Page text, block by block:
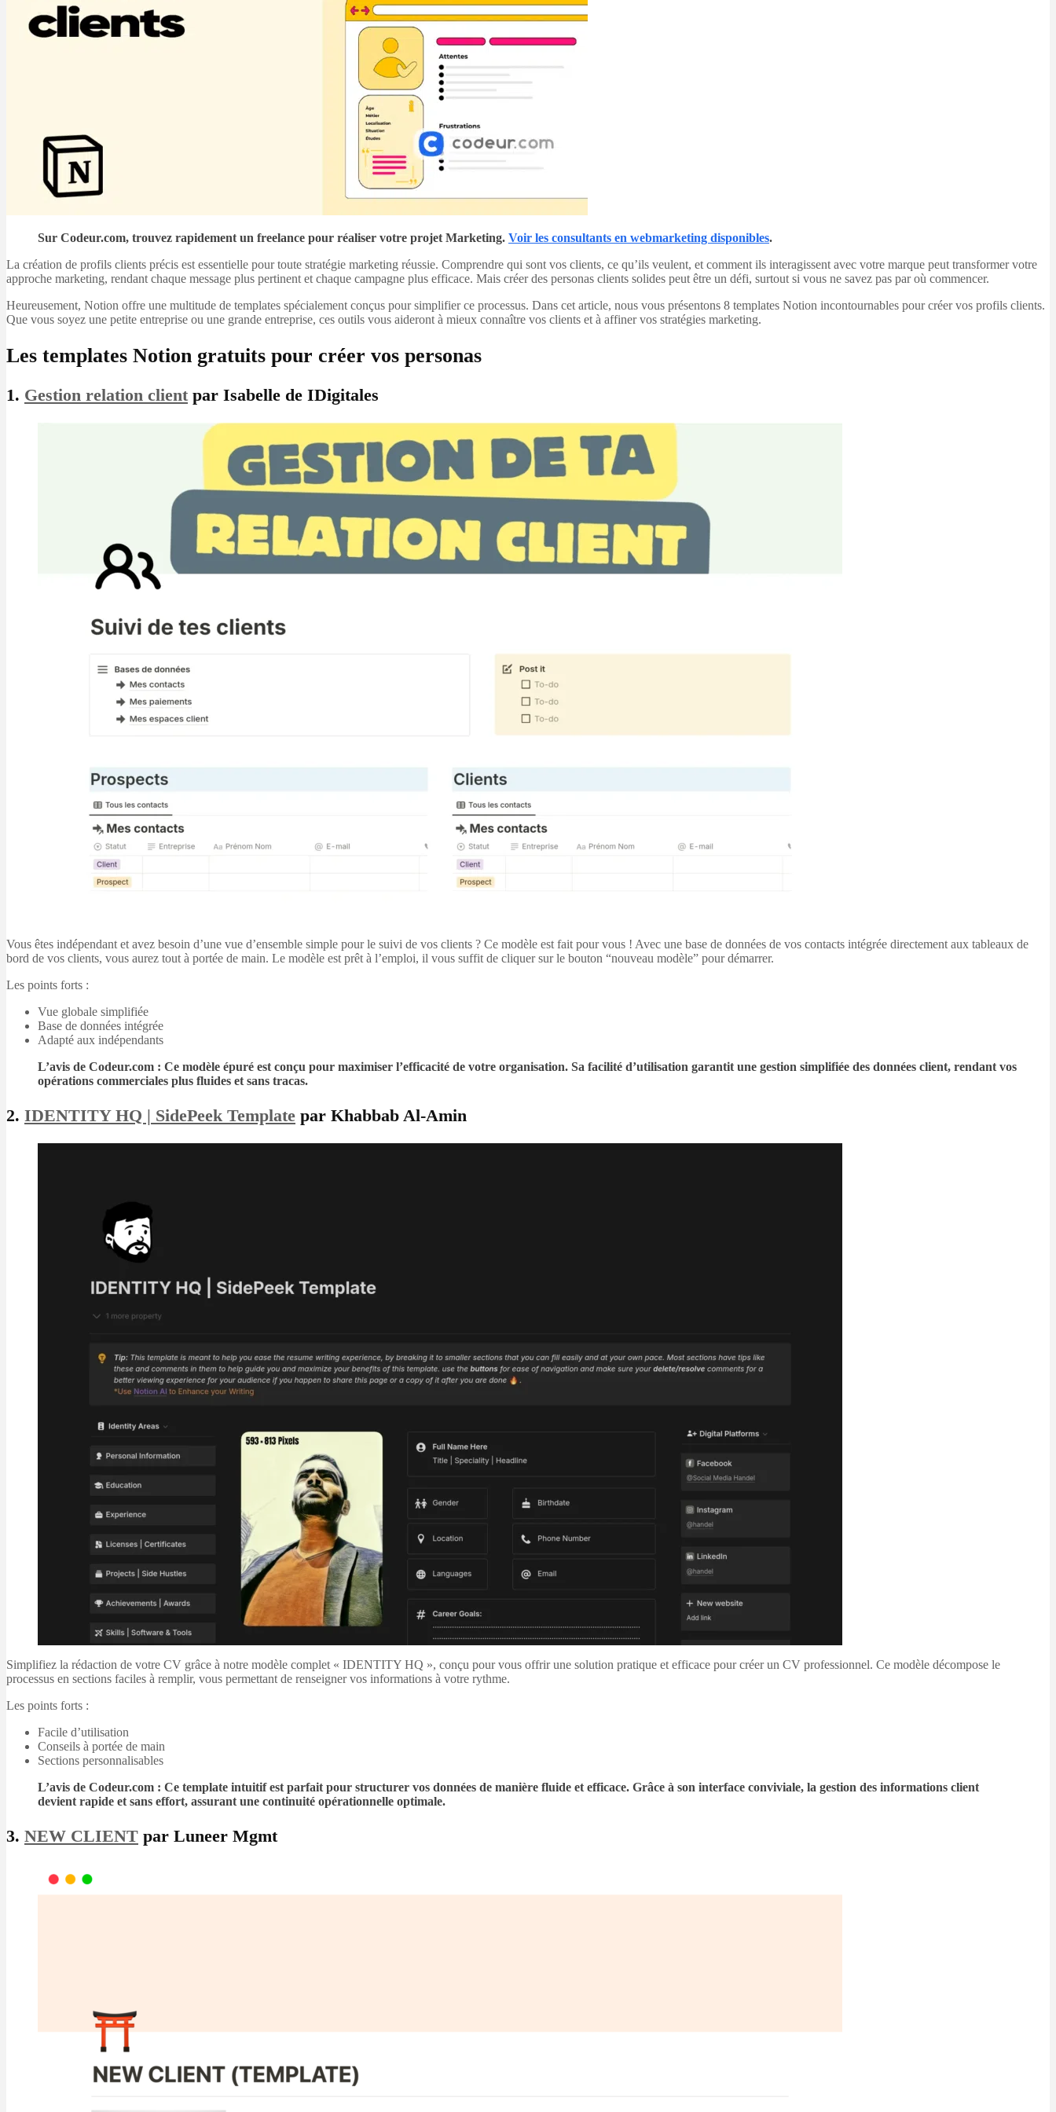
Sur Codeur.com, trouvez rapidement un freelance pour réaliser votre projet Marketing. Voir les consultants en webmarketing disponibles.
La création de profils clients précis est essentielle pour toute stratégie marketing réussie. Comprendre qui sont vos clients, ce qu’ils veulent, et comment ils interagissent avec votre marque peut transformer votre
approche marketing, rendant chaque message plus pertinent et chaque campagne plus efficace. Mais créer des personas clients solides peut être un défi, surtout si vous ne savez pas par où commencer.
Heureusement, Notion offre une multitude de templates spécialement conçus pour simplifier ce processus. Dans cet article, nous vous présentons 8 templates Notion incontournables pour créer vos profils clients.
Que vous soyez une petite entreprise ou une grande entreprise, ces outils vous aideront à mieux connaître vos clients et à affiner vos stratégies marketing.
Les templates Notion gratuits pour créer vos personas
1. Gestion relation client par Isabelle de IDigitales
Vous êtes indépendant et avez besoin d’une vue d’ensemble simple pour le suivi de vos clients ? Ce modèle est fait pour vous ! Avec une base de données de vos contacts intégrée directement aux tableaux de
bord de vos clients, vous aurez tout à portée de main. Le modèle est prêt à l’emploi, il vous suffit de cliquer sur le bouton “nouveau modèle” pour démarrer.
Les points forts :
Vue globale simplifiée
Base de données intégrée
Adapté aux indépendants
L’avis de Codeur.com : Ce modèle épuré est conçu pour maximiser l’efficacité de votre organisation. Sa facilité d’utilisation garantit une gestion simplifiée des données client, rendant vos
opérations commerciales plus fluides et sans tracas.
2. IDENTITY HQ | SidePeek Template par Khabbab Al-Amin
Simplifiez la rédaction de votre CV grâce à notre modèle complet « IDENTITY HQ », conçu pour vous offrir une solution pratique et efficace pour créer un CV professionnel. Ce modèle décompose le
processus en sections faciles à remplir, vous permettant de renseigner vos informations à votre rythme.
Les points forts :
Facile d’utilisation
Conseils à portée de main
Sections personnalisables
L’avis de Codeur.com : Ce template intuitif est parfait pour structurer vos données de manière fluide et efficace. Grâce à son interface conviviale, la gestion des informations client
devient rapide et sans effort, assurant une continuité opérationnelle optimale.
3. NEW CLIENT par Luneer Mgmt